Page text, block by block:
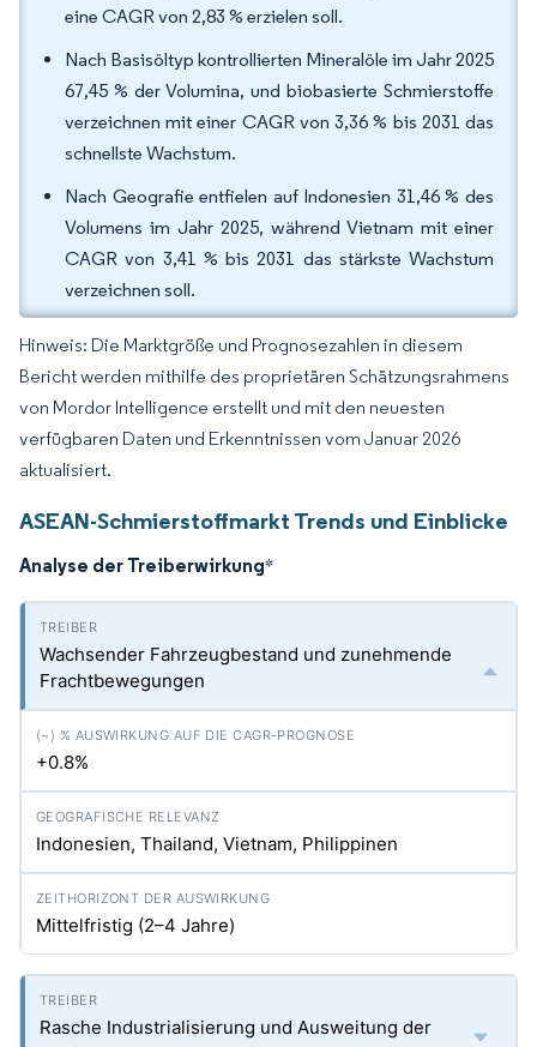
eine CAGR von 2,83 % erzielen soll.
Nach Basisöltyp kontrollierten Mineralöle im Jahr 2025
67,45 % der Volumina, und biobasierte Schmierstoffe
verzeichnen mit einer CAGR von 3,36 % bis 2031 das
schnellste Wachstum.
Nach Geografie entfielen auf Indonesien 31,46 % des
Volumens im Jahr 2025, während Vietnam mit einer
CAGR von 3,41 % bis 2031 das stärkste Wachstum
verzeichnen soll.
Hinweis: Die Marktgröße und Prognosezahlen in diesem
Bericht werden mithilfe des proprietären Schätzungsrahmens
von Mordor Intelligence erstellt und mit den neuesten
verfügbaren Daten und Erkenntnissen vom Januar 2026
aktualisiert.
ASEAN-Schmierstoffmarkt Trends und Einblicke
Analyse der Treiberwirkung*
Wachsender Fahrzeugbestand und zunehmende
Frachtbewegungen
+0.8%
Indonesien, Thailand, Vietnam, Philippinen
Mittelfristig (2–4 Jahre)
Rasche Industrialisierung und Ausweitung der